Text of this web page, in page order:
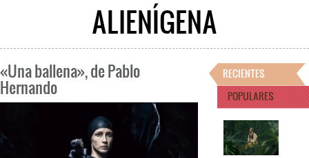
ALIENÍGENA
«Una ballena», de Pablo
Hernando
RECIENTES
POPULARES